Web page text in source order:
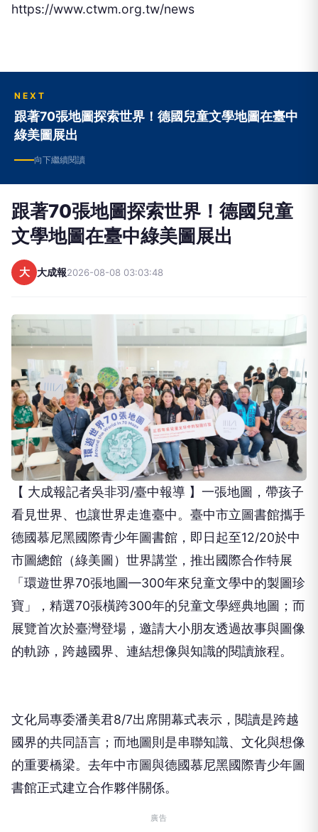
https://www.ctwm.org.tw/news
NEXT
跟著70張地圖探索世界！德國兒童文學地圖在臺中
綠美圖展出
向下繼續閱讀
跟著70張地圖探索世界！德國兒童
文學地圖在臺中綠美圖展出
大 大成報2026-08-08 03:03:48
【 大成報記者吳非羽/臺中報導 】一張地圖，帶孩子
看見世界、也讓世界走進臺中。臺中市立圖書館攜手
德國慕尼黑國際青少年圖書館，即日起至12/20於中
市圖總館（綠美圖）世界講堂，推出國際合作特展
「環遊世界70張地圖—300年來兒童文學中的製圖珍
寶」，精選70張橫跨300年的兒童文學經典地圖；而
展覽首次於臺灣登場，邀請大小朋友透過故事與圖像
的軌跡，跨越國界、連結想像與知識的閱讀旅程。
文化局專委潘美君8/7出席開幕式表示，閱讀是跨越
國界的共同語言；而地圖則是串聯知識、文化與想像
的重要橋梁。去年中市圖與德國慕尼黑國際青少年圖
書館正式建立合作夥伴關係。
廣告